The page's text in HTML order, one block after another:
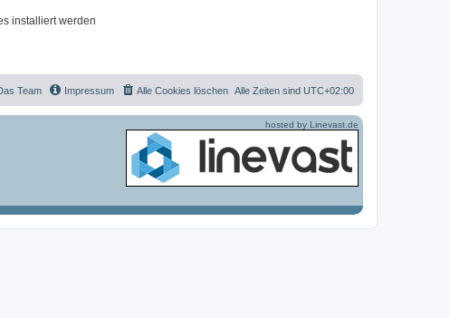
installiert werden
Alle Zeiten sind UTC+02:00
Alle Cookies löschen
Impressum
Team
hosted by Linevast.de